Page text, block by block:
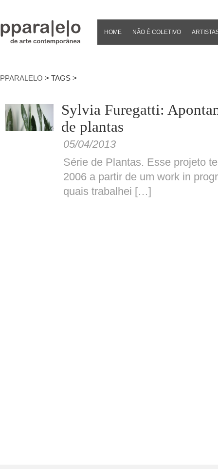
HOME NÃO É COLETIVO
PPARALELO > TAGS >
Sylvia Furegatti:
de plantas
05/04/2013
Série de Plantas. Esse projeto
2006 a partir de um work in
quais trabalhei […]